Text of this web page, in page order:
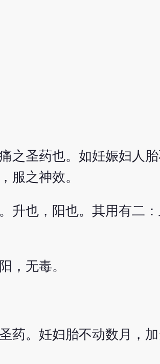
之圣药也。如妊娠妇人
服之神效。
升也，阳也。其用有二
，无毒。
药。妊妇胎不动数月，